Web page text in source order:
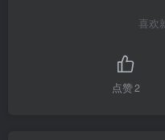
喜欢
点赞2